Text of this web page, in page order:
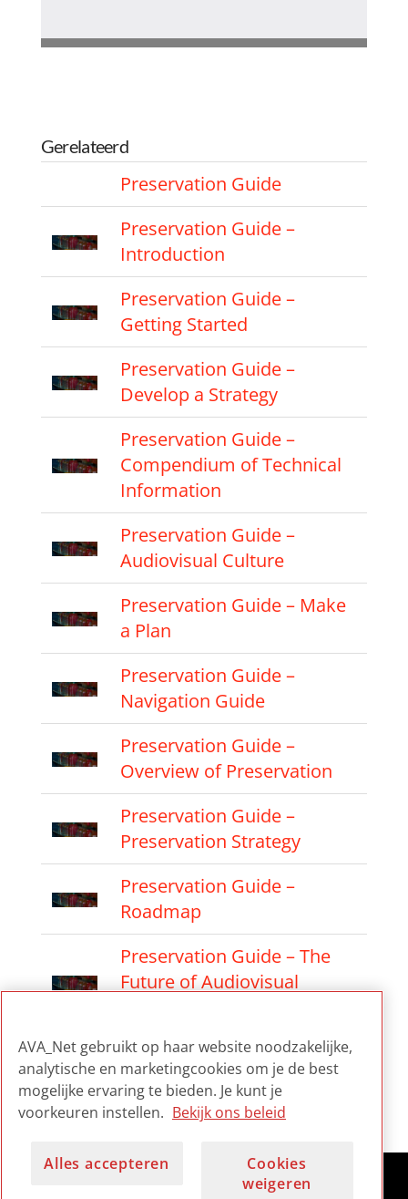
Gerelateerd
Preservation Guide
Preservation Guide –
Introduction
Preservation Guide –
Getting Started
Preservation Guide –
Develop a Strategy
Preservation Guide –
Compendium of Technical
Information
Preservation Guide –
Audiovisual Culture
Preservation Guide – Make
a Plan
Preservation Guide –
Navigation Guide
Preservation Guide –
Overview of Preservation
Preservation Guide –
Preservation Strategy
Preservation Guide –
Roadmap
Preservation Guide – The
Future of Audiovisual
Preservation Guide – The
Preservation Factory
Approach
AVA_Net gebruikt op haar website noodzakelijke,
analytische en marketingcookies om je de best
mogelijke ervaring te bieden. Je kunt je
voorkeuren instellen. Bekijk ons beleid
Alles accepteren
Cookies
weigeren